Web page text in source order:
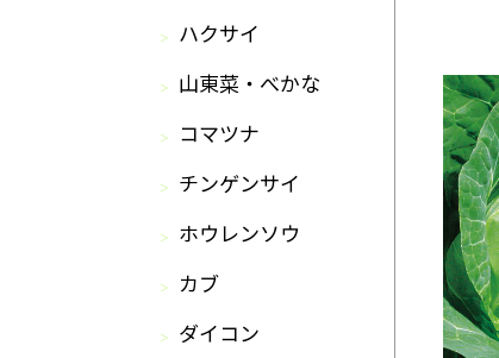
ハクサイ
山東菜・べかな
コマツナ
チンゲンサイ
ホウレンソウ
カブ
ダイコン